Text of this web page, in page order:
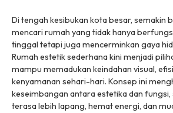
Di tengah kesibukan kota besar, semakin
mencari rumah yang tidak hanya
tinggal tetapi juga mencerminkan gaya
Rumah estetik sederhana kini menjadi
mampu memadukan keindahan visual,
kenyamanan sehari-hari. Konsep ini
keseimbangan antara estetika dan fungsi,
terasa lebih lapang, hemat energi, dan